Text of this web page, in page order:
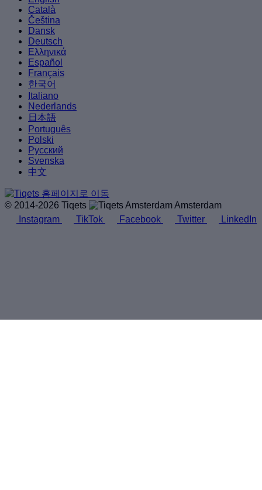
Català
Čeština
Dansk
Deutsch
Ελληνικά
Español
Français
한국어
Italiano
Nederlands
日本語
Português
Polski
Русский
Svenska
中文
© 2014-2026 Tiqets
Amsterdam
Instagram
TikTok Facebook Twitter LinkedIn